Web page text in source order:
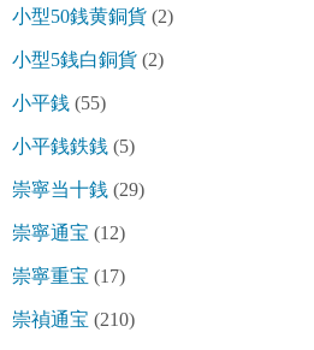
小型50銭黄銅貨 (2)
小型5銭白銅貨 (2)
小平銭 (55)
小平銭鉄銭 (5)
崇寧当十銭 (29)
崇寧通宝 (12)
崇寧重宝 (17)
崇禎通宝 (210)